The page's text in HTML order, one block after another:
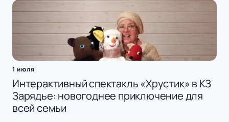
1 июля
Интерактивный спектакль «Хрустик» в КЗ
Зарядье: новогоднее приключение для
всей семьи